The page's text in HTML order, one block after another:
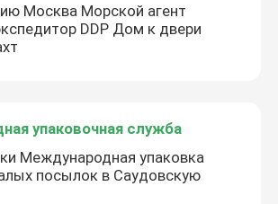
упаковочная служба
грузов
Москва Морской агент
DDP Дом к двери
упаковочная служба
Международная упаковка
посылок в Саудовскую